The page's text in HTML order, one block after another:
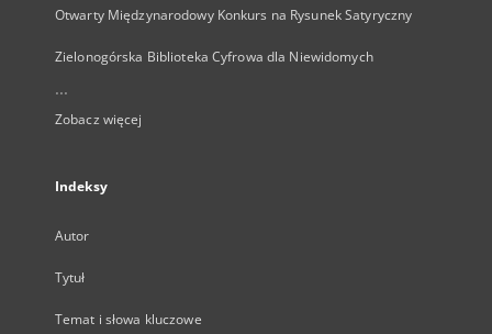
Otwarty Międzynarodowy Konkurs na Rysunek Satyryczny
Zielonogórska Biblioteka Cyfrowa dla Niewidomych
...
Zobacz więcej
Indeksy
Autor
Tytuł
Temat i słowa kluczowe